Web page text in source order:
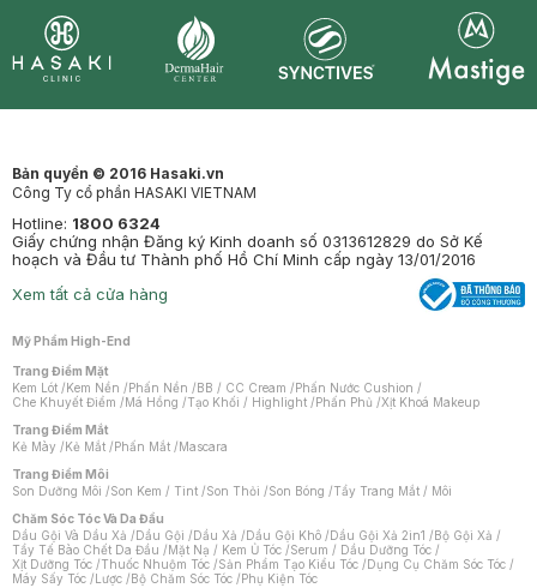
Bản quyền © 2016 Hasaki.vn
Công Ty cổ phần HASAKI VIETNAM
Hotline: 1800 6324
Giấy chứng nhận Đăng ký Kinh doanh số 0313612829 do Sở Kế
hoạch và Đầu tư Thành phố Hồ Chí Minh cấp ngày 13/01/2016
Xem tất cả cửa hàng
Mỹ Phẩm High-End
Trang Điểm Mặt
Kem Lót /Kem Nền /Phấn Nền /BB / CC Cream /Phấn Nước Cushion /
Che Khuyết Điểm /Má Hồng /Tạo Khối / Highlight /Phấn Phủ /Xịt Khoá Makeup
Trang Điểm Mắt
Kẻ Mày /Kẻ Mắt /Phấn Mắt /Mascara
Trang Điểm Môi
Son Dưỡng Môi /Son Kem / Tint /Son Thỏi /Son Bóng /Tẩy Trang Mắt / Môi
Chăm Sóc Tóc Và Da Đầu
Dầu Gội Và Dầu Xả /Dầu Gội /Dầu Xả /Dầu Gội Khô /Dầu Gội Xả 2in1 /Bộ Gội Xả /
Tẩy Tế Bào Chết Da Đầu /Mặt Nạ / Kem Ủ Tóc /Serum / Dầu Dưỡng Tóc /
Xịt Dưỡng Tóc /Thuốc Nhuộm Tóc /Sản Phẩm Tạo Kiểu Tóc /Dụng Cụ Chăm Sóc Tóc /
Máy Sấy Tóc /Lược /Bộ Chăm Sóc Tóc /Phụ Kiện Tóc